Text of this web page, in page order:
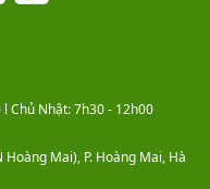
Chủ Nhật: 7h30 - 12h00
Hoàng Mai), P. Hoàng Mai, Hà